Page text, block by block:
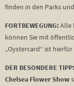
finden in den Parks
FORTBEWEGUNG:Alle
können Sie mit
„Oystercard“ ist
DER BESONDERE TIPP:
Chelsea Flower Show